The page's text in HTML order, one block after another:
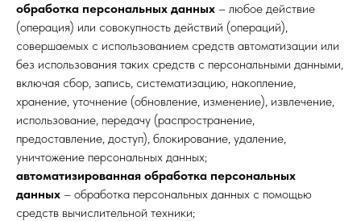
обработка персональных данных – любое действие
(операция) или совокупность действий (операций),
совершаемых с использованием средств автоматизации или
без использования таких средств с персональными данными,
включая сбор, запись, систематизацию, накопление,
хранение, уточнение (обновление, изменение), извлечение,
использование, передачу (распространение,
предоставление, доступ), блокирование, удаление,
уничтожение персональных данных;
автоматизированная обработка персональных
данных – обработка персональных данных с помощью
средств вычислительной техники;